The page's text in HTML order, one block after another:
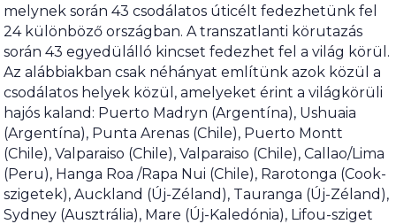
melynek során 43 csodálatos úticélt fedezhetünk fel
24 különböző országban. A transzatlanti körutazás
során 43 egyedülálló kincset fedezhet fel a világ körül.
Az alábbiakban csak néhányat említünk azok közül a
csodálatos helyek közül, amelyeket érint a világkörüli
hajós kaland: Puerto Madryn (Argentína), Ushuaia
(Argentína), Punta Arenas (Chile), Puerto Montt
(Chile), Valparaiso (Chile), Valparaiso (Chile), Callao/Lima
(Peru), Hanga Roa /Rapa Nui (Chile), Rarotonga (Cook-
szigetek), Auckland (Új-Zéland), Tauranga (Új-Zéland),
Sydney (Ausztrália), Mare (Új-Kaledónia), Lifou-sziget